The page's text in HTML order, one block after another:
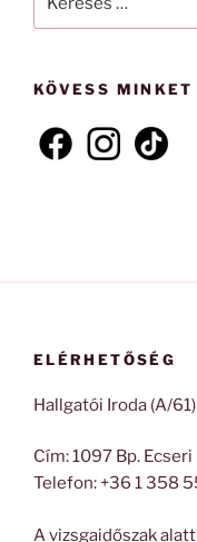
KÖVESS MINKET
ELÉRHETŐSÉG
Hallgatói Iroda (A/61)
Cím: 1097 Bp.
Telefon: +36 1 358
A vizsgaidőszak